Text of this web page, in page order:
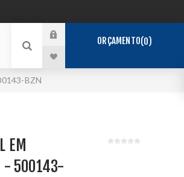
ORÇAMENTO 0
BZN
EM
- 500143-